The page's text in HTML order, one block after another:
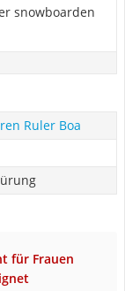
snowboarden
Ruler Boa
für Frauen